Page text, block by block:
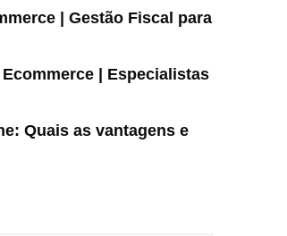
| Gestão Fiscal para
| Especialistas
Quais as vantagens e